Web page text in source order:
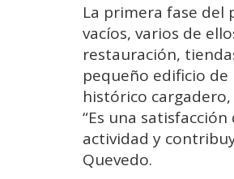
La primera fase del
vacíos, varios de
restauración,
pequeño edificio
histórico
“Es una
actividad y
Quevedo.